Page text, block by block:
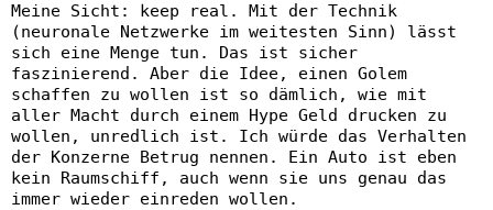
Meine Sicht: keep real. Mit der Technik
(neuronale Netzwerke im weitesten Sinn) lässt
sich eine Menge tun. Das ist sicher
faszinierend. Aber die Idee, einen Golem
schaffen zu wollen ist so dämlich, wie mit
aller Macht durch einem Hype Geld drucken zu
wollen, unredlich ist. Ich würde das Verhalten
der Konzerne Betrug nennen. Ein Auto ist eben
kein Raumschiff, auch wenn sie uns genau das
immer wieder einreden wollen.